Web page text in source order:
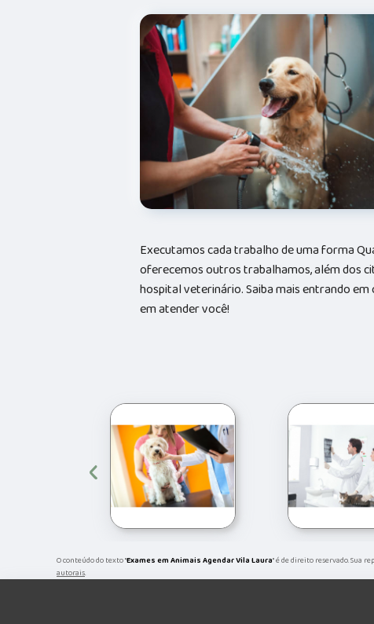
Executamos cada trabalho de uma forma
oferecemos outros trabalhamos, além dos
hospital veterinário. Saiba mais entrando
em atender você!
‹
O conteúdo do texto "Exames em Animais Agendar Vila Laura" é de direito reservado. Sua
autorais.